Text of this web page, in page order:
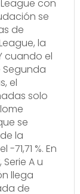
con
se
de
la
cuando el
el
solo
se
la
%. En
A u
llega
de